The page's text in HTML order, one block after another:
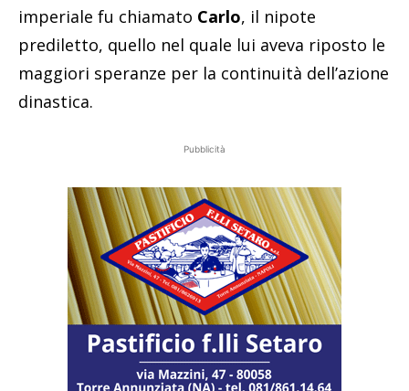
imperiale fu chiamato Carlo, il nipote
prediletto, quello nel quale lui aveva riposto le
maggiori speranze per la continuità dell’azione
dinastica.
Pubblicità